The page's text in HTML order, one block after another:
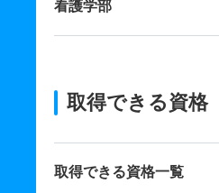
看護学部
取得できる資格
取得できる資格一覧